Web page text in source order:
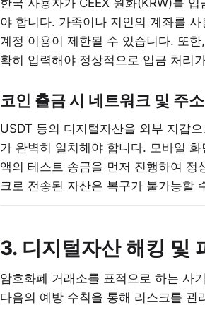
한국 사용자가 CEEX 원화(KRW)를
야 합니다. 가족이나 지인의 계좌를
계정 이용이 제한될 수 있습니다. 또
확히 입력해야 정상적으로 입금 처리
코인 출금 시 네트워크 및 주
USDT 등의 디지털자산을 외부 지갑
가 완벽히 일치해야 합니다. 모바일
액의 테스트 송금을 먼저 진행하여 정
크로 전송된 자산은 복구가 불가능할
3. 디지털자산 해킹 및
암호화폐 거래소를 표적으로 하는 사
다음의 예방 수칙을 통해 리스크를 관